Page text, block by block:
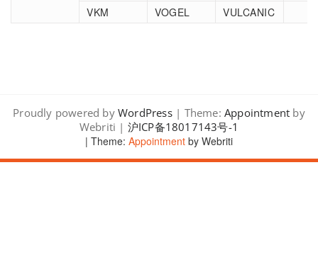
VKM
VOGEL VULCANIC
Proudly powered byWordPress| Theme: Appointment by
Webriti | 沪ICP备18017143号-1
| Theme: Appointment by Webriti